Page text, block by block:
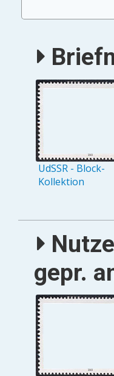
UdSSR - Block-
Kollektion
gepr.